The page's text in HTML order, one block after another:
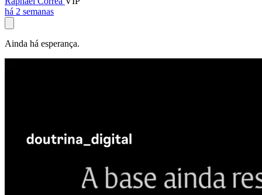
há 2 semanas
Ainda há esperança.